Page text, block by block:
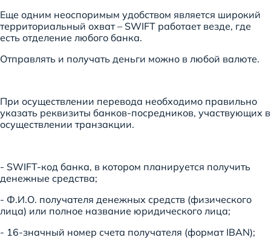
Еще одним неоспоримым удобством является широкий
территориальный охват – SWIFT работает везде, где
есть отделение любого банка.
Отправлять и получать деньги можно в любой валюте.
При осуществлении перевода необходимо правильно
указать реквизиты банков-посредников, участвующих в
осуществлении транзакции.
- SWIFT-код банка, в котором планируется получить
денежные средства;
- Ф.И.О. получателя денежных средств (физического
лица) или полное название юридического лица;
- 16-значный номер счета получателя (формат IBAN);